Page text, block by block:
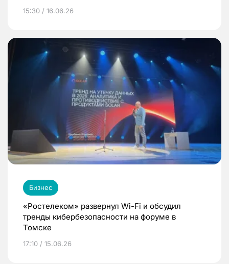
15:30 / 16.06.26
Бизнес
«Ростелеком» развернул Wi-Fi и обсудил
тренды кибербезопасности на форуме в
Томске
17:10 / 15.06.26